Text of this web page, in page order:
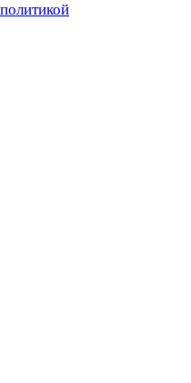
политикой